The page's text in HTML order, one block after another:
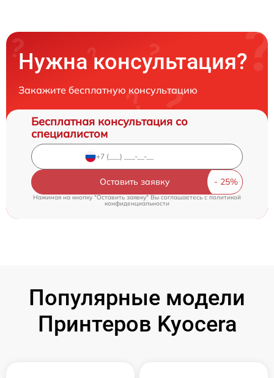
Нужна консультация?
Закажите бесплатную консультацию
Бесплатная консультация со
специалистом
Оставить заявку
Нажимая на кнопку "Оставить заявку" Вы соглашаетесь cполитикой
конфиденциальности
Популярные модели
Принтеров Kyocera